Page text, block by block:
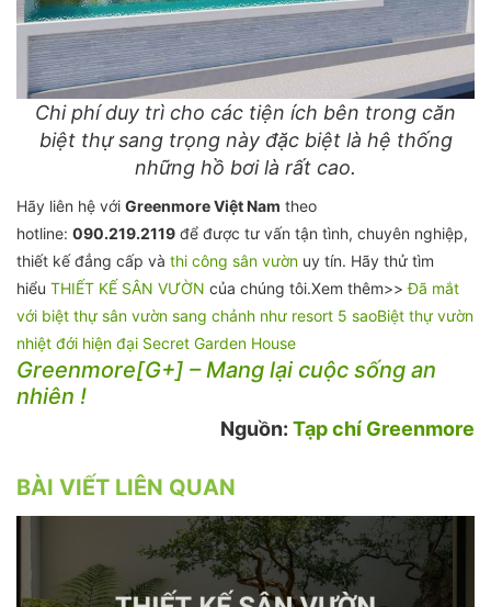
Chi phí duy trì cho các tiện ích bên trong căn
biệt thự sang trọng này đặc biệt là hệ thống
những hồ bơi là rất cao.
Hãy liên hệ với Greenmore Việt Nam theo
hotline: 090.219.2119 để được tư vấn tận tình, chuyên nghiệp,
thiết kế đẳng cấp và thi công sân vườn uy tín. Hãy thử tìm
hiểu THIẾT KẾ SÂN VƯỜN của chúng tôi.Xem thêm>>Đã mắt
với biệt thự sân vườn sang chảnh như resort 5 saoBiệt thự vườn
nhiệt đới hiện đại Secret Garden House
Greenmore[G+] – Mang lại cuộc sống an
nhiên !
Nguồn: Tạp chí Greenmore
BÀI VIẾT LIÊN QUAN